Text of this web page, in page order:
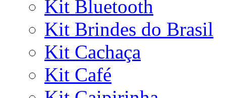
Kit Bluetooth
Kit Brindes do Brasil
Kit Cachaça
Kit Café